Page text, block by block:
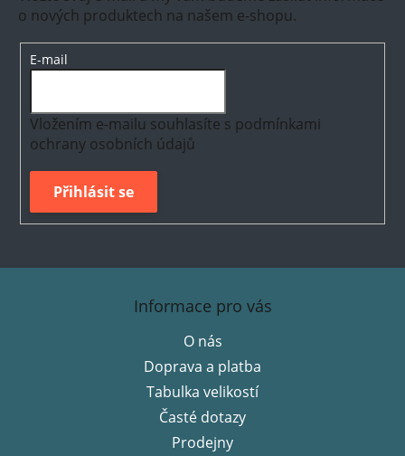
o nových produktech na našem e-shopu.
E-mail
Vložením e-mailu souhlasíte s podmínkami
ochrany osobních údajů
Přihlásit se
Z
Informace pro vás
O nás
Doprava a platba
Tabulka velikostí
Časté dotazy
Prodejny